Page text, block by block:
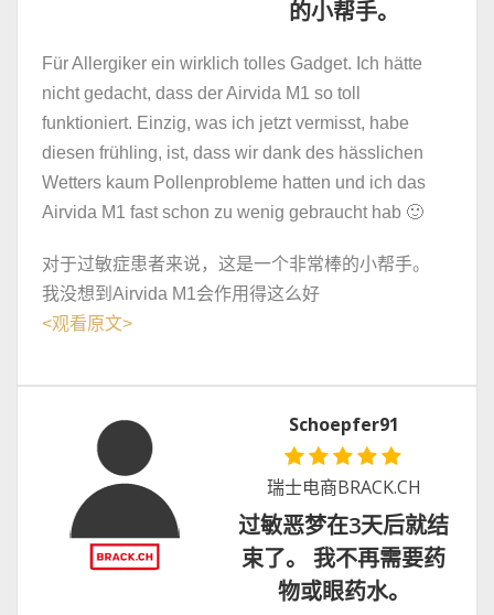
的小帮手。
Für Allergiker ein wirklich tolles Gadget. Ich hätte
nicht gedacht, dass der Airvida M1 so toll
funktioniert. Einzig, was ich jetzt vermisst, habe
diesen frühling, ist, dass wir dank des hässlichen
Wetters kaum Pollenprobleme hatten und ich das
Airvida M1 fast schon zu wenig gebraucht hab 🙂
对于过敏症患者来说，这是一个非常棒的小帮手。
我没想到Airvida M1会作用得这么好
<观看原文>
Schoepfer91
瑞士电商BRACK.CH
过敏恶梦在3天后就结
束了。 我不再需要药
物或眼药水。